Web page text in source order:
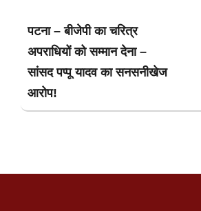
पटना – बीजेपी का चरित्र
अपराधियों को सम्मान देना –
सांसद पप्पू यादव का सनसनीखेज
आरोप!